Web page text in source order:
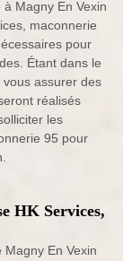
Magny En Vexin
maconnerie
pour
Étant dans le
assurer des
réalisés
les
95 pour
HK Services,
En Vexin